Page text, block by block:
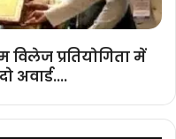
विलेज प्रतियोगिता में
अवार्ड....